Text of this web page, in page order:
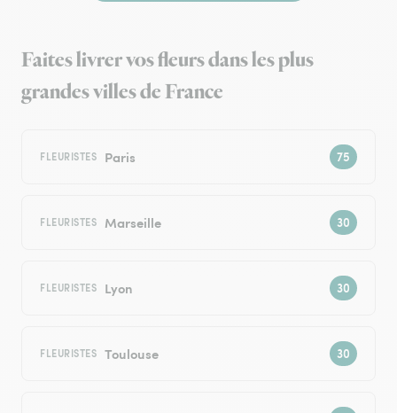
Faites livrer vos fleurs dans les plus
grandes villes de France
FLEURISTES Paris
FLEURISTES Marseille
FLEURISTES Lyon
FLEURISTES Toulouse